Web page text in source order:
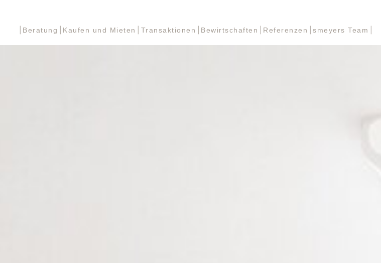
Beratung Kaufen und Mieten Transaktionen Bewirtschaften Referenzen smeyers Team